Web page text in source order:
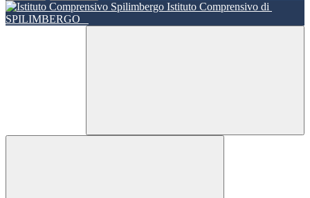
Istituto Comprensivo di
SPILIMBERGO